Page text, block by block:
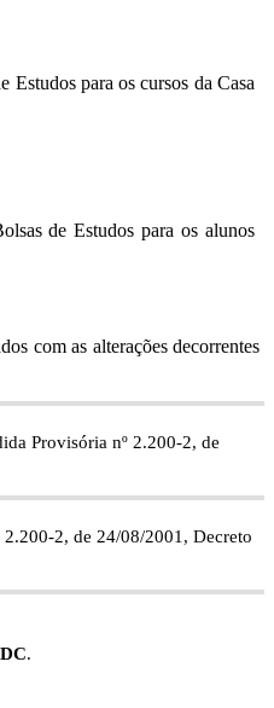
para os cursos da Casa
de Estudos para os alunos
com as alterações decorrentes
Provisória nº 2.200-2, de
2, de 24/08/2001, Decreto
.